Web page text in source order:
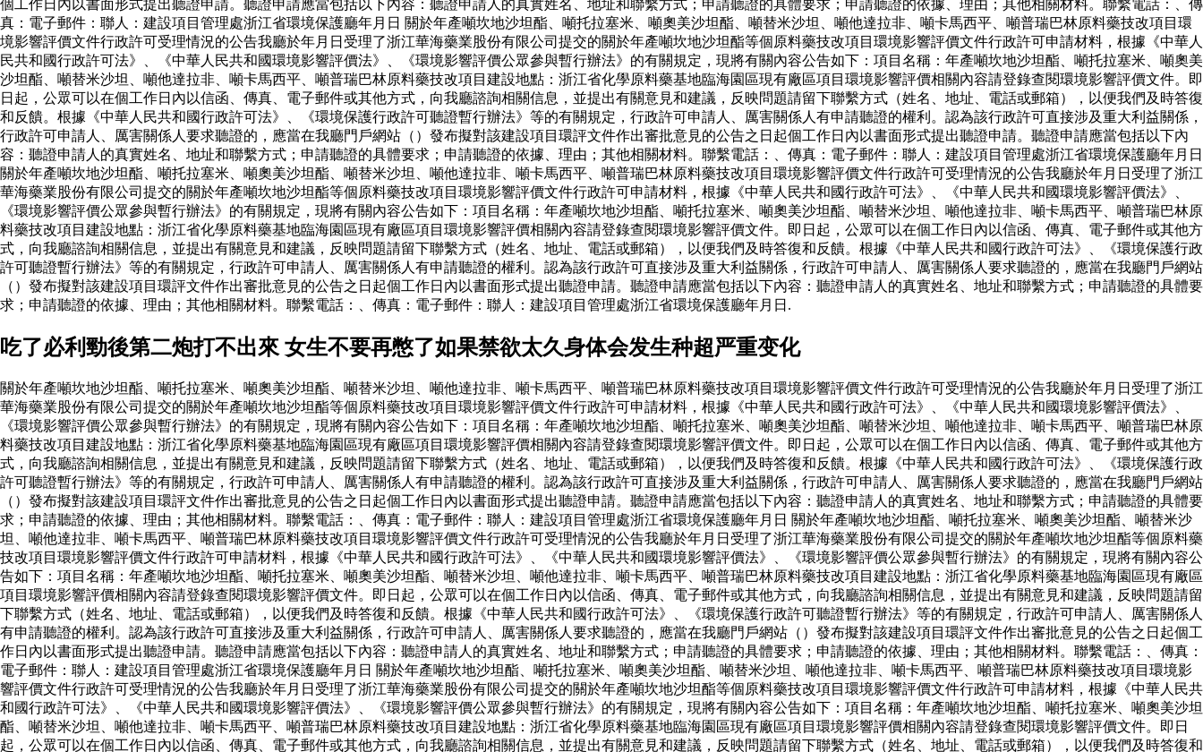
個工作日內以書面形式提出聽證申請。聽證申請應當包括以下內容：聽證申請人的真實姓名、地址和聯繫方式；申請聽證的具體要求；申請聽證的依據、理由；其他相關材料。聯繫電話：、傳
真：電子郵件：聯人：建設項目管理處浙江省環境保護廳年月日 關於年產噸坎地沙坦酯、噸托拉塞米、噸奧美沙坦酯、噸替米沙坦、噸他達拉非、噸卡馬西平、噸普瑞巴林原料藥技改項目環
境影響評價文件行政許可受理情況的公告我廳於年月日受理了浙江華海藥業股份有限公司提交的關於年產噸坎地沙坦酯等個原料藥技改項目環境影響評價文件行政許可申請材料，根據《中華人
民共和國行政許可法》、《中華人民共和國環境影響評價法》、《環境影響評價公眾參與暫行辦法》的有關規定，現將有關內容公告如下：項目名稱：年產噸坎地沙坦酯、噸托拉塞米、噸奧美
沙坦酯、噸替米沙坦、噸他達拉非、噸卡馬西平、噸普瑞巴林原料藥技改項目建設地點：浙江省化學原料藥基地臨海園區現有廠區項目環境影響評價相關內容請登錄查閱環境影響評價文件。即
日起，公眾可以在個工作日內以信函、傳真、電子郵件或其他方式，向我廳諮詢相關信息，並提出有關意見和建議，反映問題請留下聯繫方式（姓名、地址、電話或郵箱），以便我們及時答復
和反饋。根據《中華人民共和國行政許可法》、《環境保護行政許可聽證暫行辦法》等的有關規定，行政許可申請人、厲害關係人有申請聽證的權利。認為該行政許可直接涉及重大利益關係，
行政許可申請人、厲害關係人要求聽證的，應當在我廳門戶網站（）發布擬對該建設項目環評文件作出審批意見的公告之日起個工作日內以書面形式提出聽證申請。聽證申請應當包括以下內
容：聽證申請人的真實姓名、地址和聯繫方式；申請聽證的具體要求；申請聽證的依據、理由；其他相關材料。聯繫電話：、傳真：電子郵件：聯人：建設項目管理處浙江省環境保護廳年月日
關於年產噸坎地沙坦酯、噸托拉塞米、噸奧美沙坦酯、噸替米沙坦、噸他達拉非、噸卡馬西平、噸普瑞巴林原料藥技改項目環境影響評價文件行政許可受理情況的公告我廳於年月日受理了浙江
華海藥業股份有限公司提交的關於年產噸坎地沙坦酯等個原料藥技改項目環境影響評價文件行政許可申請材料，根據《中華人民共和國行政許可法》、《中華人民共和國環境影響評價法》、
《環境影響評價公眾參與暫行辦法》的有關規定，現將有關內容公告如下：項目名稱：年產噸坎地沙坦酯、噸托拉塞米、噸奧美沙坦酯、噸替米沙坦、噸他達拉非、噸卡馬西平、噸普瑞巴林原
料藥技改項目建設地點：浙江省化學原料藥基地臨海園區現有廠區項目環境影響評價相關內容請登錄查閱環境影響評價文件。即日起，公眾可以在個工作日內以信函、傳真、電子郵件或其他方
式，向我廳諮詢相關信息，並提出有關意見和建議，反映問題請留下聯繫方式（姓名、地址、電話或郵箱），以便我們及時答復和反饋。根據《中華人民共和國行政許可法》、《環境保護行政
許可聽證暫行辦法》等的有關規定，行政許可申請人、厲害關係人有申請聽證的權利。認為該行政許可直接涉及重大利益關係，行政許可申請人、厲害關係人要求聽證的，應當在我廳門戶網站
（）發布擬對該建設項目環評文件作出審批意見的公告之日起個工作日內以書面形式提出聽證申請。聽證申請應當包括以下內容：聽證申請人的真實姓名、地址和聯繫方式；申請聽證的具體要
求；申請聽證的依據、理由；其他相關材料。聯繫電話：、傳真：電子郵件：聯人：建設項目管理處浙江省環境保護廳年月日.
吃了必利勁後第二炮打不出來 女生不要再憋了如果禁欲太久身体会发生种超严重变化
關於年產噸坎地沙坦酯、噸托拉塞米、噸奧美沙坦酯、噸替米沙坦、噸他達拉非、噸卡馬西平、噸普瑞巴林原料藥技改項目環境影響評價文件行政許可受理情況的公告我廳於年月日受理了浙江
華海藥業股份有限公司提交的關於年產噸坎地沙坦酯等個原料藥技改項目環境影響評價文件行政許可申請材料，根據《中華人民共和國行政許可法》、《中華人民共和國環境影響評價法》、
《環境影響評價公眾參與暫行辦法》的有關規定，現將有關內容公告如下：項目名稱：年產噸坎地沙坦酯、噸托拉塞米、噸奧美沙坦酯、噸替米沙坦、噸他達拉非、噸卡馬西平、噸普瑞巴林原
料藥技改項目建設地點：浙江省化學原料藥基地臨海園區現有廠區項目環境影響評價相關內容請登錄查閱環境影響評價文件。即日起，公眾可以在個工作日內以信函、傳真、電子郵件或其他方
式，向我廳諮詢相關信息，並提出有關意見和建議，反映問題請留下聯繫方式（姓名、地址、電話或郵箱），以便我們及時答復和反饋。根據《中華人民共和國行政許可法》、《環境保護行政
許可聽證暫行辦法》等的有關規定，行政許可申請人、厲害關係人有申請聽證的權利。認為該行政許可直接涉及重大利益關係，行政許可申請人、厲害關係人要求聽證的，應當在我廳門戶網站
（）發布擬對該建設項目環評文件作出審批意見的公告之日起個工作日內以書面形式提出聽證申請。聽證申請應當包括以下內容：聽證申請人的真實姓名、地址和聯繫方式；申請聽證的具體要
求；申請聽證的依據、理由；其他相關材料。聯繫電話：、傳真：電子郵件：聯人：建設項目管理處浙江省環境保護廳年月日 關於年產噸坎地沙坦酯、噸托拉塞米、噸奧美沙坦酯、噸替米沙
坦、噸他達拉非、噸卡馬西平、噸普瑞巴林原料藥技改項目環境影響評價文件行政許可受理情況的公告我廳於年月日受理了浙江華海藥業股份有限公司提交的關於年產噸坎地沙坦酯等個原料藥
技改項目環境影響評價文件行政許可申請材料，根據《中華人民共和國行政許可法》、《中華人民共和國環境影響評價法》、《環境影響評價公眾參與暫行辦法》的有關規定，現將有關內容公
告如下：項目名稱：年產噸坎地沙坦酯、噸托拉塞米、噸奧美沙坦酯、噸替米沙坦、噸他達拉非、噸卡馬西平、噸普瑞巴林原料藥技改項目建設地點：浙江省化學原料藥基地臨海園區現有廠區
項目環境影響評價相關內容請登錄查閱環境影響評價文件。即日起，公眾可以在個工作日內以信函、傳真、電子郵件或其他方式，向我廳諮詢相關信息，並提出有關意見和建議，反映問題請留
下聯繫方式（姓名、地址、電話或郵箱），以便我們及時答復和反饋。根據《中華人民共和國行政許可法》、《環境保護行政許可聽證暫行辦法》等的有關規定，行政許可申請人、厲害關係人
有申請聽證的權利。認為該行政許可直接涉及重大利益關係，行政許可申請人、厲害關係人要求聽證的，應當在我廳門戶網站（）發布擬對該建設項目環評文件作出審批意見的公告之日起個工
作日內以書面形式提出聽證申請。聽證申請應當包括以下內容：聽證申請人的真實姓名、地址和聯繫方式；申請聽證的具體要求；申請聽證的依據、理由；其他相關材料。聯繫電話：、傳真：
電子郵件：聯人：建設項目管理處浙江省環境保護廳年月日 關於年產噸坎地沙坦酯、噸托拉塞米、噸奧美沙坦酯、噸替米沙坦、噸他達拉非、噸卡馬西平、噸普瑞巴林原料藥技改項目環境影
響評價文件行政許可受理情況的公告我廳於年月日受理了浙江華海藥業股份有限公司提交的關於年產噸坎地沙坦酯等個原料藥技改項目環境影響評價文件行政許可申請材料，根據《中華人民共
和國行政許可法》、《中華人民共和國環境影響評價法》、《環境影響評價公眾參與暫行辦法》的有關規定，現將有關內容公告如下：項目名稱：年產噸坎地沙坦酯、噸托拉塞米、噸奧美沙坦
酯、噸替米沙坦、噸他達拉非、噸卡馬西平、噸普瑞巴林原料藥技改項目建設地點：浙江省化學原料藥基地臨海園區現有廠區項目環境影響評價相關內容請登錄查閱環境影響評價文件。即日
起，公眾可以在個工作日內以信函、傳真、電子郵件或其他方式，向我廳諮詢相關信息，並提出有關意見和建議，反映問題請留下聯繫方式（姓名、地址、電話或郵箱），以便我們及時答復和